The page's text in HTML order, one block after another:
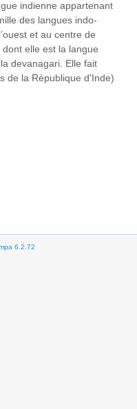
indienne appartenant
des langues indo-
et au centre de
dont elle est la langue
devanagari. Elle fait
de la République d'Inde)
6.2.72